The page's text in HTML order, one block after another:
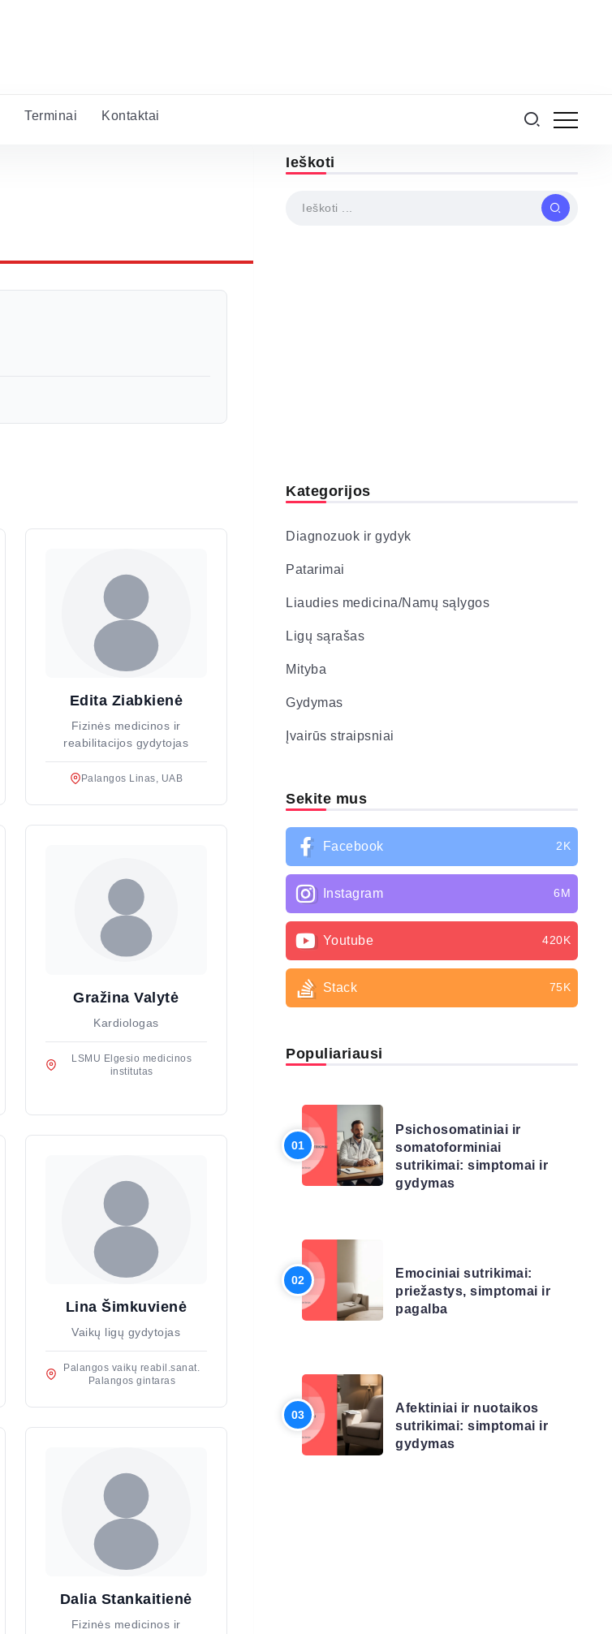
Terminai Kontaktai
Edita Ziabkienė
Fizinės medicinos ir
reabilitacijos gydytojas
Palangos Linas, UAB
Gražina Valytė
Kardiologas
LSMU Elgesio medicinos
institutas
Lina Šimkuvienė
Vaikų ligų gydytojas
Palangos vaikų reabil.sanat.
Palangos gintaras
Dalia Stankaitienė
Fizinės medicinos ir
Ieškoti
Kategorijos
Diagnozuok ir gydyk
Patarimai
Liaudies medicina/Namų sąlygos
Ligų sąrašas
Mityba
Gydymas
Įvairūs straipsniai
Sekite mus
Facebook 2K
Instagram 6M
Youtube 420K
Stack 75K
Populiariausi
Psichosomatiniai ir
somatoforminiai
sutrikimai: simptomai ir
gydymas
Emociniai sutrikimai:
priežastys, simptomai ir
pagalba
Afektiniai ir nuotaikos
sutrikimai: simptomai ir
gydymas